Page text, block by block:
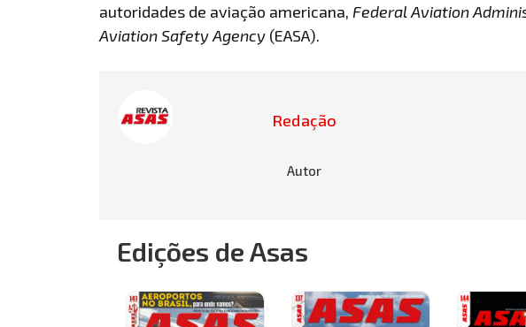
autoridades de aviação americana, Federal Aviation
Aviation Safety Agency (EASA).
Redação
Autor
Edições de Asas
Sale!